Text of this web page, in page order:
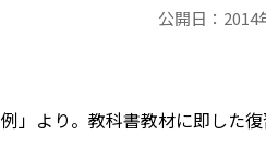
公開日： 2014
」より。教科書教材に即した